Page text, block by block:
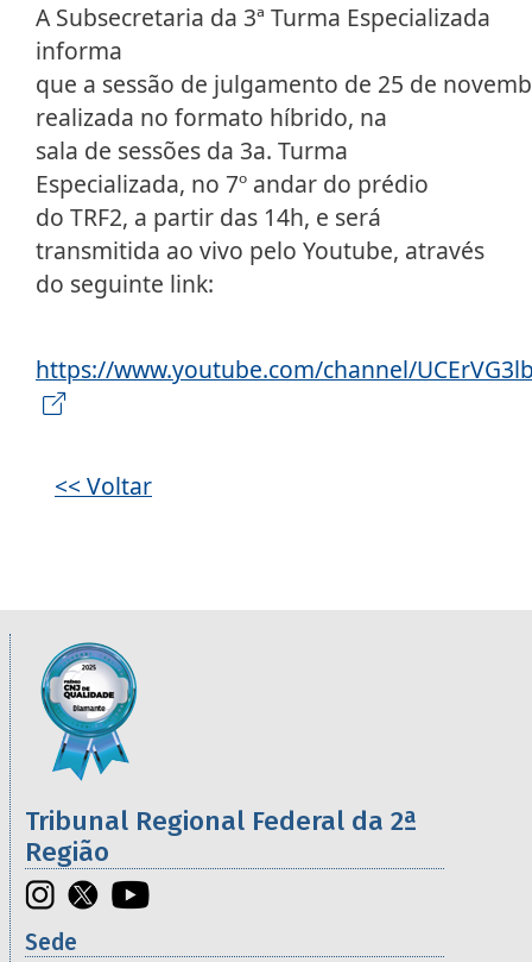
A Subsecretaria da 3ª Turma Especializada
informa
que a sessão de julgamento de 25 de
realizada no formato híbrido, na
sala de sessões da 3a. Turma
Especializada, no 7º andar do prédio
do TRF2, a partir das 14h, e será
transmitida ao vivo pelo Youtube, através
do seguinte link:
https://www.youtube.com/channel/
<< Voltar
Informações úteis sobre os órgãos da 2ª
Imagem
Tribunal Regional Federal da 2ª
Região
Sede